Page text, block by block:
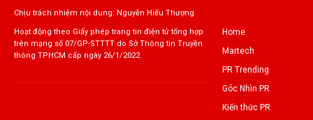
Chịu trách nhiệm nội dung: Nguyễn Hiếu Thượng
Hoạt động theo Giấy phép trang tin điện tử tổng hợp
trên mạng số 07/GP-STTTT do Sở Thông tin Truyền
thông TPHCM cấp ngày 26/1/2022.
Home
Martech
PR Trending
Góc Nhìn PR
Kiến thức PR